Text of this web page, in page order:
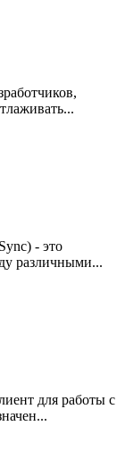
- это
различными...
для работы с